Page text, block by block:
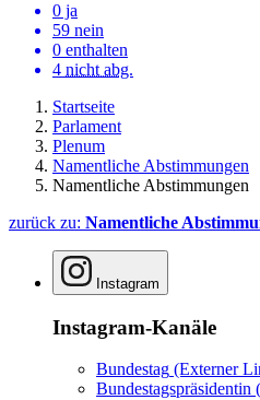
0 ja
59 nein
0 enthalten
4 nicht abg.
Startseite
Parlament
Plenum
Namentliche Abstimmungen
Namentliche Abstimmungen
zurück zu: Namentliche
Instagram
Instagram-Kanäle
Bundestag (Externer
Bundestagspräsidentin